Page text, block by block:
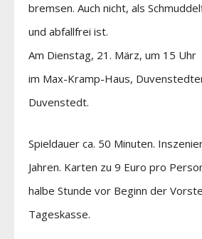
bremsen. Auch nicht, als
und abfallfrei ist.
Am Dienstag, 21. März, um 15
im Max-Kramp-Haus,
Duvenstedt.
Spieldauer ca. 50 Minuten.
Jahren. Karten zu 9 Euro pro
halbe Stunde vor Beginn der
Tageskasse.